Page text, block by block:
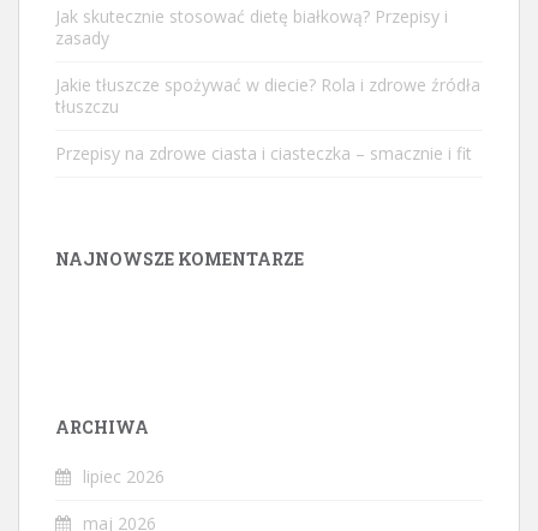
Jak skutecznie stosować dietę białkową? Przepisy i
zasady
Jakie tłuszcze spożywać w diecie? Rola i zdrowe źródła
tłuszczu
Przepisy na zdrowe ciasta i ciasteczka – smacznie i fit
NAJNOWSZE KOMENTARZE
ARCHIWA
lipiec 2026
maj 2026